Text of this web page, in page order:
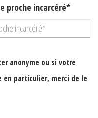
proche incarcéré*
anonyme ou si votre
en particulier, merci de le